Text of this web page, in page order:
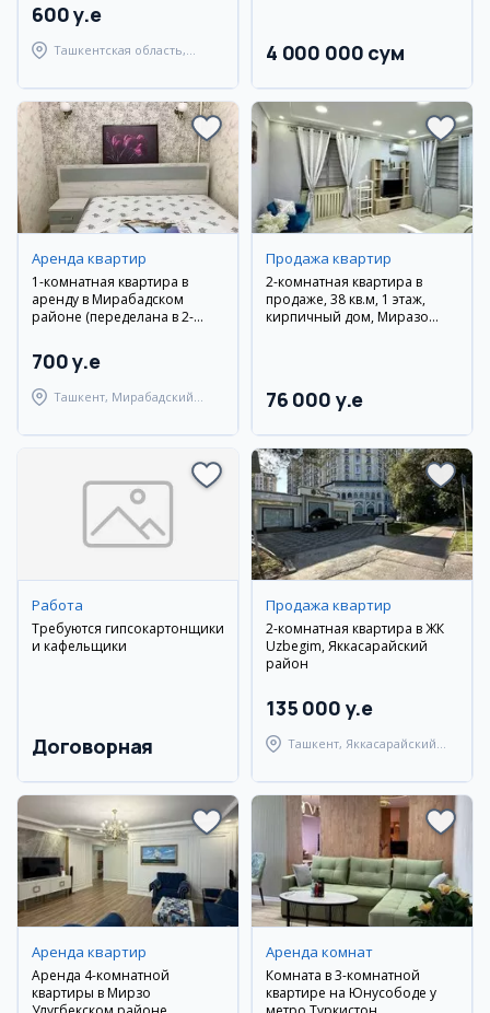
600 y.e
Ташкентская область,
4 000 000 сум
Аренда квартир
1-комнатная квартира в
аренду в Мирабадском
районе (переделана в 2-
700 y.e
Ташкент, Мирабадский
Продажа квартир
2-комнатная квартира в
продаже, 38 кв.м, 1 этаж,
кирпичный дом, Миразо
76 000 y.e
Работа
Требуются гипсокартонщики
и кафельщики
Договорная
Продажа квартир
2-комнатная квартира в ЖК
Uzbegim, Яккасарайский
район
135 000 y.e
Ташкент, Яккасарайский
Аренда квартир
Аренда 4-комнатной
квартиры в Мирзо
Аренда комнат
Комната в 3-комнатной
квартире на Юнусободе у